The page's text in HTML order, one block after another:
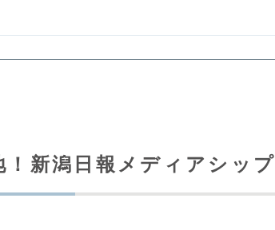
！新潟日報メディアシップ